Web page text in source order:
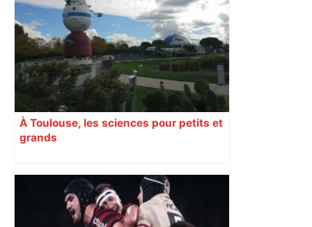
Expressifs mais peu agressifs, les
joueurs de l'OM sont-ils des faux
méchants – Eurosport
À Toulouse, les sciences pour petits et
grands